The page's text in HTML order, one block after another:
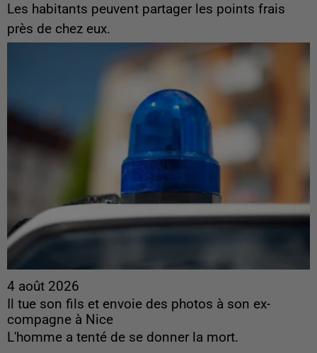
Les habitants peuvent partager les points frais
près de chez eux.
4 août 2026
Il tue son fils et envoie des photos à son ex-
compagne à Nice
L'homme a tenté de se donner la mort.